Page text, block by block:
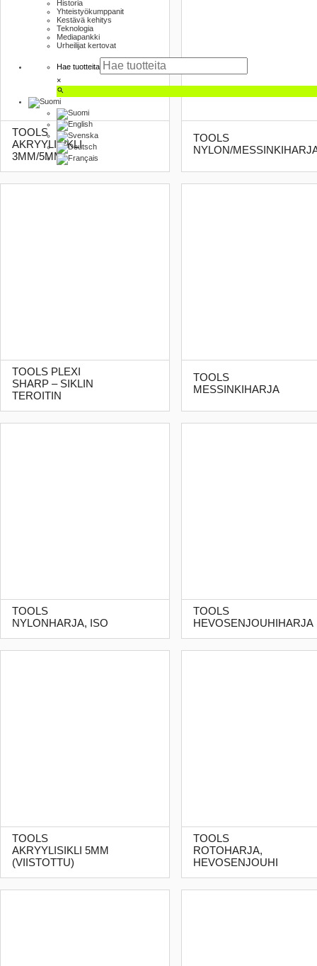
Historia
Yhteistyökumppanit
Kestävä kehitys
Teknologia
Mediapankki
Urheilijat kertovat
Hae tuotteita
×
TOOLS
AKRYYLISIKLI
3MM/5MM
TOOLS
NYLON/
TOOLS PLEXI
SHARP – SIKLIN
TEROITIN
TOOLS
MESSINKIHARJA
TOOLS
NYLONHARJA, ISO
TOOLS
HEVOSENJOUHIHARJA
TOOLS
AKRYYLISIKLI 5MM
(VIISTOTTU)
TOOLS
ROTOHARJA,
HEVOSENJOUHI